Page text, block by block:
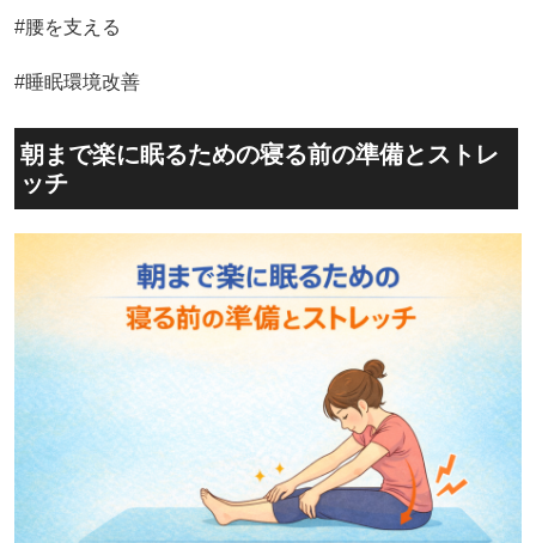
#腰を支える
#睡眠環境改善
朝まで楽に眠るための寝る前の準備とストレ
ッチ